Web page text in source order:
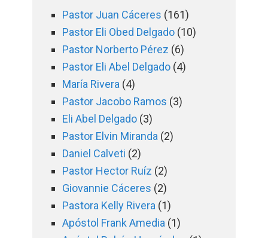
Pastor Juan Cáceres (161)
Pastor Eli Obed Delgado (10)
Pastor Norberto Pérez (6)
Pastor Eli Abel Delgado (4)
María Rivera (4)
Pastor Jacobo Ramos (3)
Eli Abel Delgado (3)
Pastor Elvin Miranda (2)
Daniel Calveti (2)
Pastor Hector Ruíz (2)
Giovannie Cáceres (2)
Pastora Kelly Rivera (1)
Apóstol Frank Amedia (1)